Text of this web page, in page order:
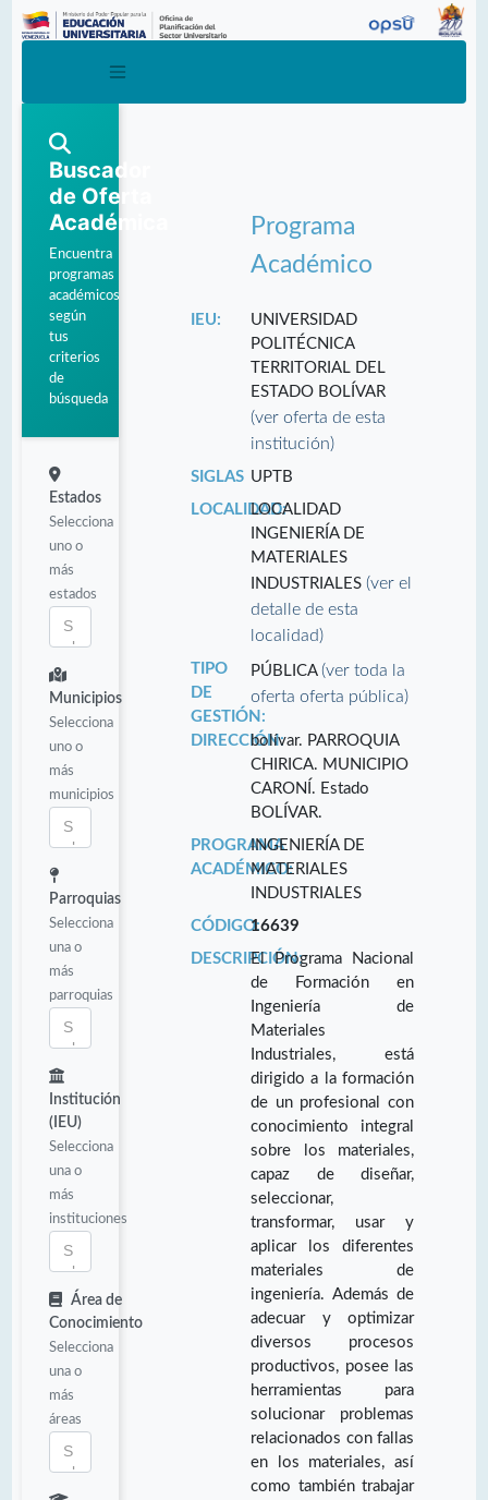
Buscador
de Oferta
Académica
Encuentra
programas
académicos
según
tus
criterios
de
búsqueda
Estados
Selecciona
uno o
más
estados
Municipios
Selecciona
uno o
más
municipios
Parroquias
Selecciona
una o
más
parroquias
Institución
(IEU)
Selecciona
una o
más
instituciones
Área de
Conocimiento
Selecciona
una o
más
áreas
Programa
Académico
IEU:
UNIVERSIDAD
POLITÉCNICA
TERRITORIAL DEL
ESTADO BOLÍVAR
(ver oferta de esta
institución)
SIGLAS UPTB
LOCALIDAD:LOCALIDAD
INGENIERÍA DE
MATERIALES
INDUSTRIALES(ver el
detalle de esta
localidad)
TIPO
DE
GESTIÓN:
PÚBLICA(ver toda la
oferta oferta pública)
DIRECCIÓN:bolívar. PARROQUIA
CHIRICA. MUNICIPIO
CARONÍ. Estado
BOLÍVAR.
PROGRAMA
ACADÉMICO:
INGENIERÍA DE
MATERIALES
INDUSTRIALES
CÓDIGO:16639
DESCRIPCIÓN:El Programa Nacional
de Formación en
Ingeniería de
Materiales
Industriales, está
dirigido a la formación
de un profesional con
conocimiento integral
sobre los materiales,
capaz de diseñar,
seleccionar,
transformar, usar y
aplicar los diferentes
materiales de
ingeniería. Además de
adecuar y optimizar
diversos procesos
productivos, posee las
herramientas para
solucionar problemas
relacionados con fallas
en los materiales, así
como también trabajar